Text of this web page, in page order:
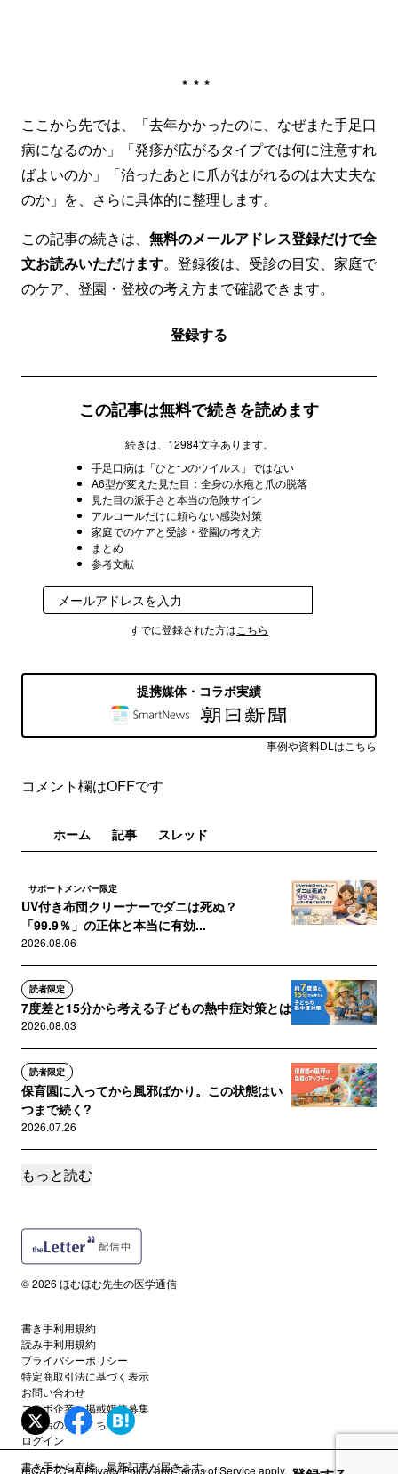
***
ここから先では、「去年かかったのに、なぜまた手足口
病になるのか」「発疹が広がるタイプでは何に注意すれ
ばよいのか」「治ったあとに爪がはがれるのは大丈夫な
のか」を、さらに具体的に整理します。
この記事の続きは、 無料のメールアドレス登録だけで全
文お読みいただけます。登録後は、受診の目安、家庭で
のケア、登園・登校の考え方まで確認できます。
登録する
この記事は無料で続きを読めます
続きは、12984文字あります。
手足口病は「ひとつのウイルス」ではない
A6型が変えた見た目：全身の水疱と爪の脱落
見た目の派手さと本当の危険サイン
アルコールだけに頼らない感染対策
家庭でのケアと受診・登園の考え方
まとめ
参考文献
すでに登録された方は こちら
提携媒体・コラボ実績
事例や資料DLはこちら
コメント欄はOFFです
ホーム 記事 スレッド
サポートメンバー限定
UV付き布団クリーナーでダニは死ぬ？
「99.9％」の正体と本当に有効...
2026.08.06
読者限定
7度差と15分から考える子どもの熱中症対策とは
2026.08.03
読者限定
保育園に入ってから風邪ばかり。この状態はい
つまで続く?
2026.07.26
読者限定
2026.07.16
毎日洗っているのに、なぜ？ 子どもの足が強く
2026.07.13
サポートメンバー限定
医療で使うステロイドと筋肉増強剤のステロイ
ド、どう違う？
2026.07.11
もっと読む
書き手から直接、最新記事が届きます。
© 2026 ほむほむ先生の医学通信
書き手利用規約
読み手利用規約
プライバシーポリシー
特定商取引法に基づく表示
お問い合わせ
コラボ企業・掲載媒体募集
代理店の方はこちら
ログイン
reCAPTCHAPrivacy PolicyandTerms of Serviceapply.